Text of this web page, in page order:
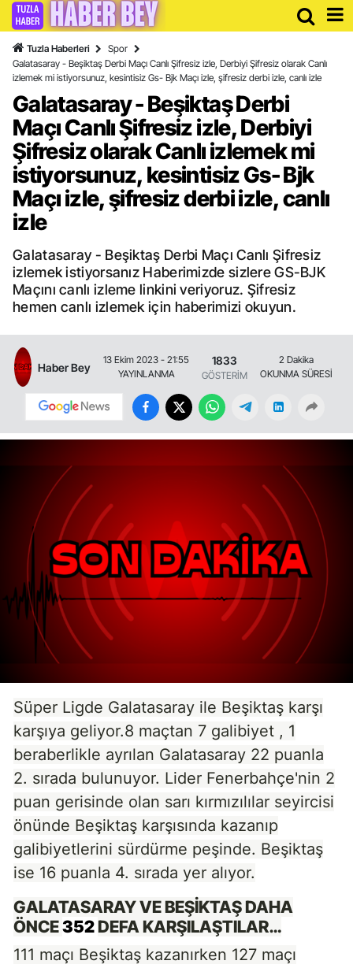
Tuzla Haberleri
Spor
Galatasaray - Beşiktaş Derbi Maçı Canlı Şifresiz izle, Derbiyi Şifresiz olarak Canlı
izlemek mi istiyorsunuz, kesintisiz Gs- Bjk Maçı izle, şifresiz derbi izle, canlı izle
Galatasaray - Beşiktaş Derbi
Maçı Canlı Şifresiz izle, Derbiyi
Şifresiz olarak Canlı izlemek mi
istiyorsunuz, kesintisiz Gs- Bjk
Maçı izle, şifresiz derbi izle, canlı
izle
Galatasaray - Beşiktaş Derbi Maçı Canlı Şifresiz
izlemek istiyorsanız Haberimizde sizlere GS-BJK
Maçını canlı izleme linkini veriyoruz. Şifresiz
hemen canlı izlemek için haberimizi okuyun.
Haber Bey
13 Ekim 2023 - 21:55
YAYINLANMA
1833
GÖSTERİM
2 Dakika
OKUNMA SÜRESİ
Süper Ligde Galatasaray ile Beşiktaş karşı
karşıya geliyor.8 maçtan 7 galibiyet , 1
beraberlikle ayrılan Galatasaray 22 puanla
2. sırada bulunuyor. Lider Fenerbahçe'nin 2
puan gerisinde olan sarı kırmızılılar seyircisi
önünde Beşiktaş karşısında kazanıp
galibiyetlerini sürdürme peşinde. Beşiktaş
ise 16 puanla 4. sırada yer alıyor.
GALATASARAY VE BEŞİKTAŞ DAHA
ÖNCE352 DEFA KARŞILAŞTILAR…
111 maçı Beşiktaş kazanırken 127 maçı